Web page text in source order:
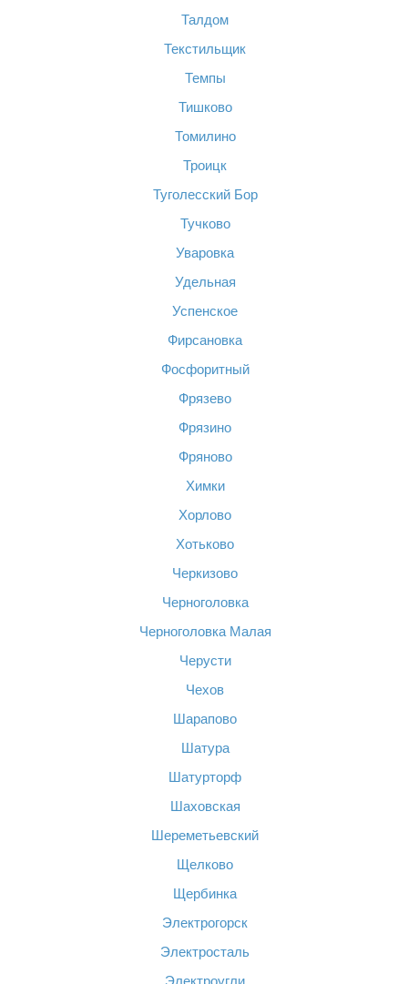
Талдом
Текстильщик
Темпы
Тишково
Томилино
Троицк
Туголесский Бор
Тучково
Уваровка
Удельная
Успенское
Фирсановка
Фосфоритный
Фрязево
Фрязино
Фряново
Химки
Хорлово
Хотьково
Черкизово
Черноголовка
Черноголовка Малая
Черусти
Чехов
Шарапово
Шатура
Шатурторф
Шаховская
Шереметьевский
Щелково
Щербинка
Электрогорск
Электросталь
Электроугли